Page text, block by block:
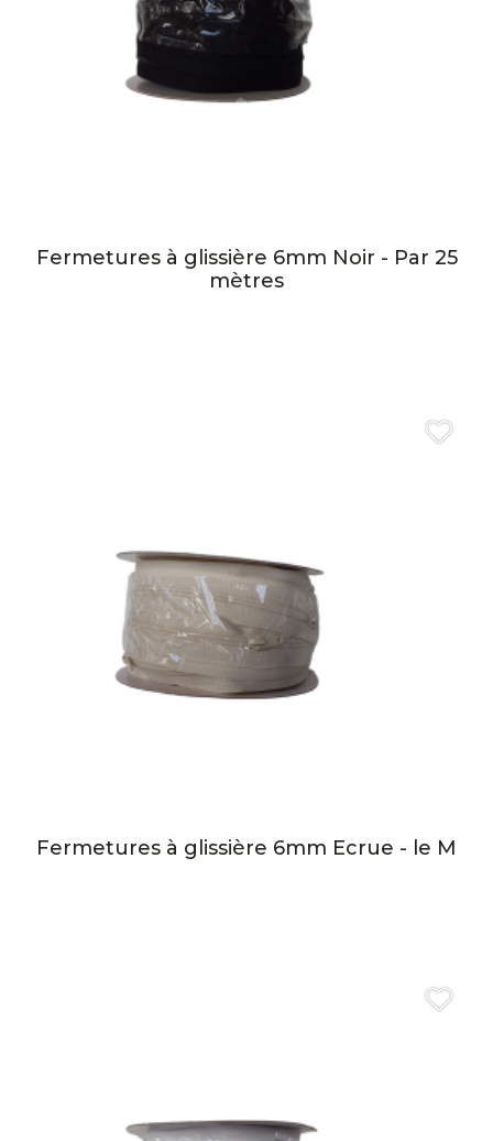
Fermetures à glissière 6mm Noir - Par 25
mètres
Fermetures à glissière 6mm Ecrue - le M